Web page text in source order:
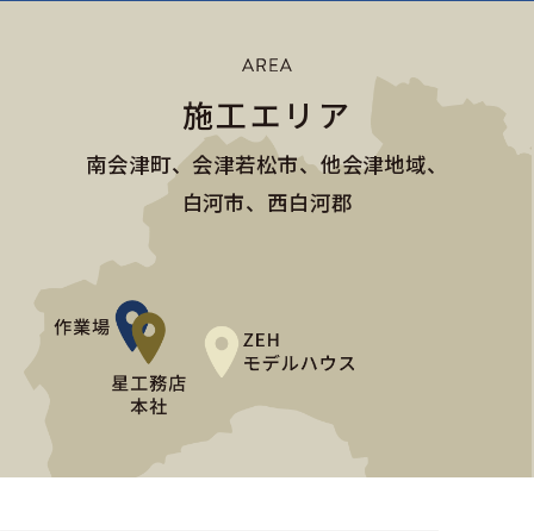
施工エリア
南会津町、会津若松市、他会津地域、
白河市、西白河郡